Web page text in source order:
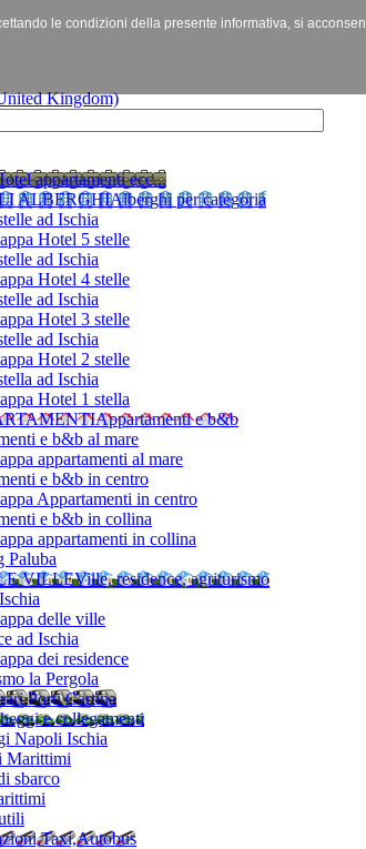
appartamenti ecc...
ALBERGHIAlberghi per categoria
ad Ischia
Hotel 5 stelle
ad Ischia
Hotel 4 stelle
ad Ischia
Hotel 3 stelle
ad Ischia
Hotel 2 stelle
ad Ischia
Hotel 1 stella
Appartamenti e b&b
e b&b al mare
appartamenti al mare
e b&b in centro
Appartamenti in centro
e b&b in collina
appartamenti in collina
Paluba
VILLEVille, residence, agriturismo
delle ville
ad Ischia
dei residence
la Pergola
Porti Cartina
e collegamenti
Napoli Ischia
Marittimi
sbarco
le condizioni della presente informativa, si